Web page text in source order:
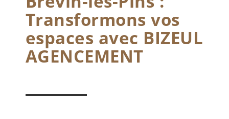
Transformons vos
espaces avec BIZEUL
AGENCEMENT